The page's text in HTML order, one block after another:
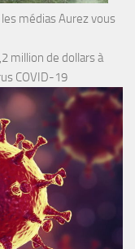
médias Aurez vous
million de dollars à
COVID-19